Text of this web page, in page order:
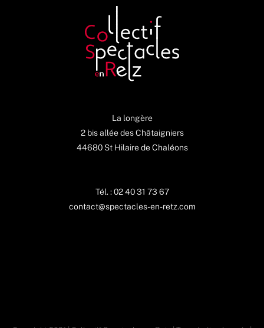
La longère
2 bis allée des Châtaigniers
44680 St Hilaire de Chaléons
Tél. : 02 40 31 73 67
contact@spectacles-en-retz.com